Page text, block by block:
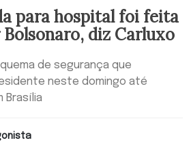
para hospital foi feita
diz Carluxo
de segurança que
neste domingo até
Brasília